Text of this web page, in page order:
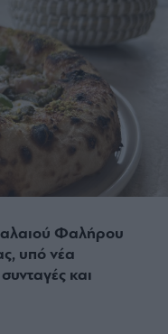
Φαλήρου
υπό νέα
και